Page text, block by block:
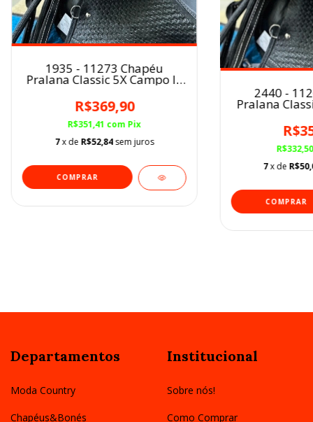
1935 - 11273 Chapéu
Pralana Classic 5X Campo IV
R$369,90
R$351,41 com Pix
7x de R$52,84 sem juros
COMPRAR
2440 -
Pralana
7x de
COMPRAR
Departamentos
Moda Country
Chapéus&Bonés
Institucional
Sobre nós!
Como Comprar